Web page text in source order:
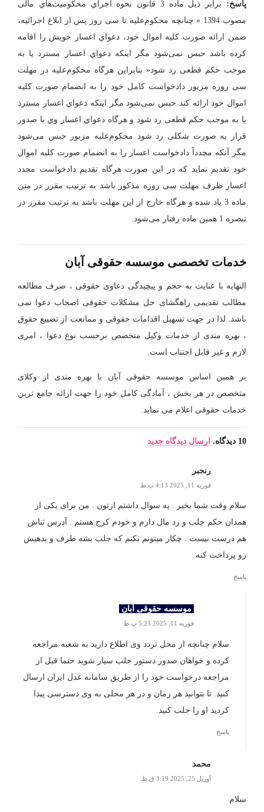
ﭘﺎﺳﺦ:
ﺑﺮاﺑﺮ ذﯾﻞ ﻣﺎده 3 ﻗﺎﻧﻮن ﻧﺤﻮه اﺟﺮاي ﻣﺤﮑﻮﻣﯿﺖﻫﺎي ﻣﺎﻟﯽ
ﻣﺼﻮب 1394 » ﭼﻨﺎﻧﭽﻪ ﻣﺤﮑﻮمﻋﻠﯿﻪ ﺗﺎ ﺳﯽ روز ﭘﺲ از اﺑﻼغ اﺟﺮاﺋﯿﻪ،
ﺿﻤﻦ اراﺋﻪ ﺻﻮرت ﮐﻠﯿﻪ اﻣﻮال ﺧﻮد، دﻋﻮاي اﻋﺴﺎر ﺧﻮﯾﺶ را اﻗﺎﻣﻪ
ﮐﺮده ﺑﺎﺷﺪ ﺣﺒﺲ ﻧﻤﯽﺷﻮد ﻣﮕﺮ اﯾﻨﮑﻪ دﻋﻮاي اﻋﺴﺎر ﻣﺴﺘﺮد ﯾﺎ ﺑﻪ
ﻣﻮﺟﺐ ﺣﮑﻢ ﻗﻄﻌﯽ رد ﺷﻮد« ﺑﻨﺎﺑﺮاﯾﻦ ﻫﺮﮔﺎه ﻣﺤﮑﻮمﻋﻠﯿﻪ در ﻣﻬﻠﺖ
ﺳﯽ روزه ﻣﺰﺑﻮر دادﺧﻮاﺳﺖ ﮐﺎﻣﻞ ﺧﻮد را ﺑﻪ اﻧﻀﻤﺎم ﺻﻮرت ﮐﻠﯿﻪ
اﻣﻮال ﺧﻮد اراﺋﻪ ﮐﻨﺪ ﺣﺒﺲ ﻧﻤﯽﺷﻮد ﻣﮕﺮ اﯾﻨﮑﻪ دﻋﻮاي اﻋﺴﺎر ﻣﺴﺘﺮد
ﯾﺎ ﺑﻪ ﻣﻮﺟﺐ ﺣﮑﻢ ﻗﻄﻌﯽ رد ﺷﻮد و ﻫﺮﮔﺎه دﻋﻮاي اﻋﺴﺎر وي ﺑﺎ ﺻﺪور
ﻗﺮار ﺑﻪ ﺻﻮرت ﺷﮑﻠﯽ رد ﺷﻮد ﻣﺤﮑﻮمﻋﻠﯿﻪ ﻣﺰﺑﻮر ﺣﺒﺲ ﻣﯽﺷﻮد
ﻣﮕﺮ آﻧﮑﻪ ﻣﺠﺪداً دادﺧﻮاﺳﺖ اﻋﺴﺎر را ﺑﻪ اﻧﻀﻤﺎم ﺻﻮرت ﮐﻠﯿﻪ اﻣﻮال
ﺧﻮد ﺗﻘﺪﯾﻢ ﻧﻤﺎﯾﺪ ﮐﻪ در اﯾﻦ ﺻﻮرت ﻫﺮﮔﺎه ﺗﻘﺪﯾﻢ دادﺧﻮاﺳﺖ ﻣﺠﺪد
اﻋﺴﺎر ﻇﺮف ﻣﻬﻠﺖ ﺳﯽ روزه ﻣﺬﮐﻮر ﺑﺎﺷﺪ ﺑﻪ ﺗﺮﺗﯿﺐ ﻣﻘﺮر در ﻣﺘﻦ
ﻣﺎده 3 ﯾﺎد ﺷﺪه و ﻫﺮﮔﺎه ﺧﺎرج از اﯾﻦ ﻣﻬﻠﺖ ﺑﺎﺷﺪ ﺑﻪ ﺗﺮﺗﯿﺐ ﻣﻘﺮر در
ﺗﺒﺼﺮه 1 ﻫﻤﯿﻦ ﻣﺎده رﻓﺘﺎر ﻣﯽﺷﻮد
خدمات تخصصی موسسه حقوقی آبان
النهایه با عنایت به حجم و پیچیدگی دعاوی حقوقی ، صرف مطالعه
مطالب تقدیمی راهگشای حل مشکلات حقوقی اصحاب دعوا نمی
باشد. لذا در جهت تسهیل اقدامات حقوقی و ممانعت از تضییع حقوق
، بهره مندی از خدمات وکیل متخصص برحسب نوع دعوا ، امری
لازم و غیر قابل اجتناب است.
بر همین اساس موسسه حقوقی آبان با بهره مندی از وکلای
متخصص در هر بخش ، آمادگی کامل خود را جهت ارائه جامع ترین
خدمات حقوقی اعلام می نماید.
10 دیدگاه. ارسال دیدگاه جدید
رنجبر
فوریه 11, 2025 4:13 ب.ظ
سلام وقت شما بخیر . یه سوال داشتم ازتون . من برای یکی از
همدان حکم جلب و رد مال دارم و خودم کرج هستم . آدرس ثناش
هم درست نیست . چکار میتونم بکنم که جلب بشه طرف و بدهیش
رو پرداخت کنه
پاسخ
موسسه حقوقی آبان
فوریه 11, 2025 5:23 ب.ظ
سلام چنانچه از محل تردد وی اطلاع دارید به شعبه مراجعه
کرده و خواهان صدور دستور جلب سیار شوید حتما قبل از
مراجعه درخواست خود را از طریق سامانه عدل ایران ارسال
کنید. تا بتوانید هر زمان و در هر محلی به وی دسترسی پیدا
کردید او را جلب کنید.
پاسخ
محمد
آوریل 25, 2025 3:19 ق.ظ
سلام